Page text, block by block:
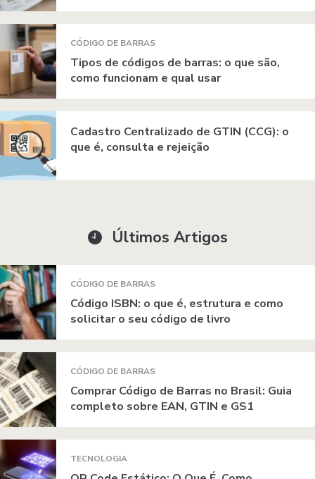
CÓDIGO DE BARRAS
Tipos de códigos de barras: o que são,
como funcionam e qual usar
Cadastro Centralizado de GTIN (CCG): o
que é, consulta e rejeição
Últimos Artigos
CÓDIGO DE BARRAS
Código ISBN: o que é, estrutura e como
solicitar o seu código de livro
CÓDIGO DE BARRAS
Comprar Código de Barras no Brasil: Guia
completo sobre EAN, GTIN e GS1
TECNOLOGIA